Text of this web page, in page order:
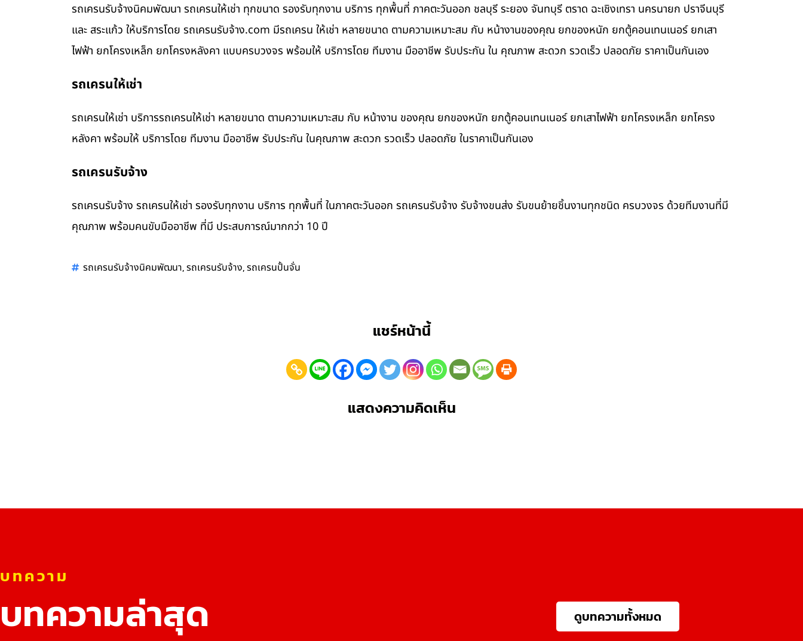
รถเครนรับจ้างนิคมพัฒนา รถเครนให้เช่า ทุกขนาด รองรับทุกงาน บริการ ทุกพื้นที่ ภาคตะวันออก ชลบุรี ระยอง จันทบุรี ตราด ฉะเชิงเทรา นครนายก ปราจีนบุรี
และ สระแก้ว ให้บริการโดย รถเครนรับจ้าง.com มีรถเครน ให้เช่า หลายขนาด ตามความเหมาะสม กับ หน้างานของคุณ ยกของหนัก ยกตู้คอนเทนเนอร์ ยกเสา
ไฟฟ้า ยกโครงเหล็ก ยกโครงหลังคา แบบครบวงจร พร้อมให้ บริการโดย ทีมงาน มืออาชีพ รับประกัน ใน คุณภาพ สะดวก รวดเร็ว ปลอดภัย ราคาเป็นกันเอง
รถเครนให้เช่า
รถเครนให้เช่า บริการรถเครนให้เช่า หลายขนาด ตามความเหมาะสม กับ หน้างาน ของคุณ ยกของหนัก ยกตู้คอนเทนเนอร์ ยกเสาไฟฟ้า ยกโครงเหล็ก ยกโครง
หลังคา พร้อมให้ บริการโดย ทีมงาน มืออาชีพ รับประกัน ในคุณภาพ สะดวก รวดเร็ว ปลอดภัย ในราคาเป็นกันเอง
รถเครนรับจ้าง
รถเครนรับจ้าง รถเครนให้เช่า รองรับทุกงาน บริการ ทุกพื้นที่ ในภาคตะวันออก รถเครนรับจ้าง รับจ้างขนส่ง รับขนย้ายชิ้นงานทุกชนิด ครบวงจร ด้วยทีมงานที่มี
คุณภาพ พร้อมคนขับมืออาชีพ ที่มี ประสบการณ์มากกว่า 10 ปี
รถเครนรับจ้างนิคมพัฒนา,รถเครนรับจ้าง,รถเครนปั้นจั่น
แชร์หน้านี้
แสดงความคิดเห็น
บทความ
บทความล่าสุด ดูบทความทั้งหมด